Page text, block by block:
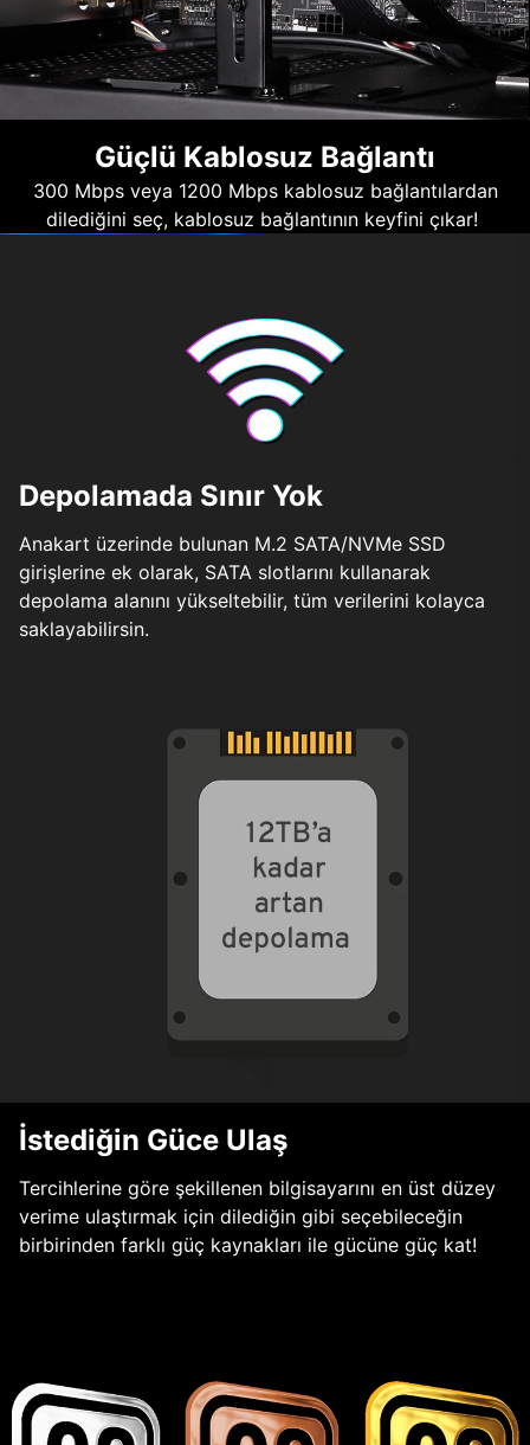
Güçlü Kablosuz Bağlantı
300 Mbps veya 1200 Mbps kablosuz bağlantılardan
dilediğini seç, kablosuz bağlantının keyfini çıkar!
Depolamada Sınır Yok
Anakart üzerinde bulunan M.2 SATA/NVMe SSD
girişlerine ek olarak, SATA slotlarını kullanarak
depolama alanını yükseltebilir, tüm verilerini kolayca
saklayabilirsin.
İstediğin Güce Ulaş
Tercihlerine göre şekillenen bilgisayarını en üst düzey
verime ulaştırmak için dilediğin gibi seçebileceğin
birbirinden farklı güç kaynakları ile gücüne güç kat!